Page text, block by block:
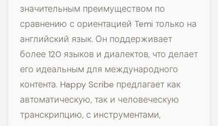
значительным преимуществом по
сравнению с ориентацией Temi только на
английский язык. Он поддерживает
более 120 языков и диалектов, что делает
его идеальным для международного
контента. Happy Scribe предлагает как
автоматическую, так и человеческую
транскрипцию, с инструментами,